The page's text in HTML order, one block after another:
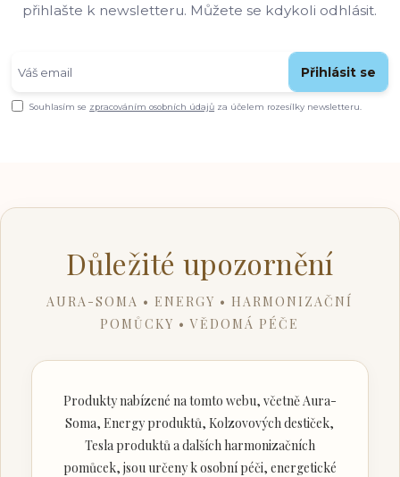
přihlašte k newsletteru. Můžete se kdykoli odhlásit.
Přihlásit se
Souhlasím se zpracováním osobních údajů za účelem rozesílky newsletteru.
Důležité upozornění
AURA-SOMA • ENERGY • HARMONIZAČNÍ
POMŮCKY • VĚDOMÁ PÉČE
Produkty nabízené na tomto webu, včetně Aura-
Soma, Energy produktů, Kolzovových destiček,
Tesla produktů a dalších harmonizačních
pomůcek, jsou určeny k osobní péči, energetické